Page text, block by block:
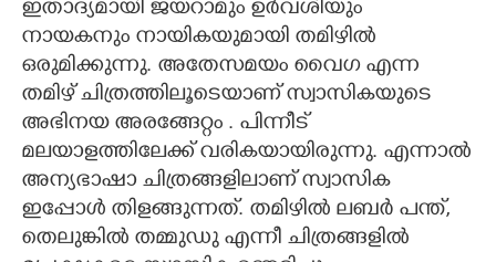
ഇതാദ്യമായി ജയറാമും ഉർവശിയും
നായകനും നായികയുമായി തമിഴിൽ
ഒരുമിക്കുന്നു. അതേസമയം വൈഗ എന്ന
തമിഴ് ചിത്രത്തിലൂടെയാണ് സ്വാസികയുടെ
അഭിനയ അരങ്ങേറ്റം . പിന്നീട്
മലയാളത്തിലേക്ക് വരികയായിരുന്നു. എന്നാൽ
അന്യഭാഷാ ചിത്രങ്ങളിലാണ് സ്വാസിക
ഇപ്പോൾ തിളങ്ങുന്നത്. തമിഴിൽ ലബർ പന്ത്,
തെലുങ്കിൽ തമ്മുഡു എന്നീ ചിത്രങ്ങളിൽ